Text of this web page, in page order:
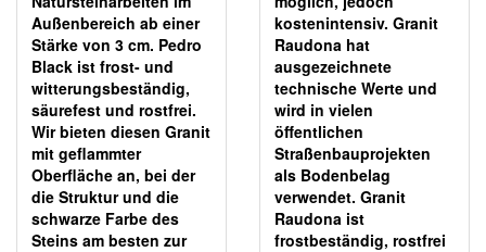
Außenbereich ab einer
Stärke von 3 cm. Pedro
Black ist frost- und
witterungsbeständig,
säurefest und rostfrei.
Wir bieten diesen Granit
mit geflammter
Oberfläche an, bei der
die Struktur und die
schwarze Farbe des
Steins am besten zur
kostenintensiv. Granit
Raudona hat
ausgezeichnete
technische Werte und
wird in vielen
öffentlichen
Straßenbauprojekten
als Bodenbelag
verwendet. Granit
Raudona ist
frostbeständig, rostfrei